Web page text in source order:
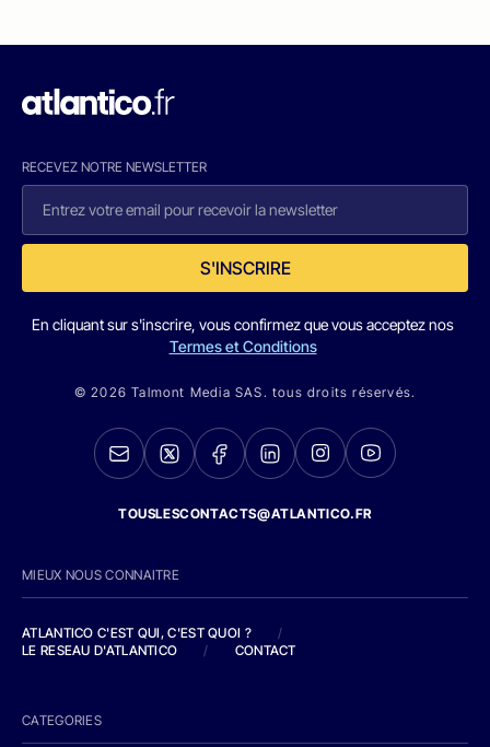
RECEVEZ NOTRE NEWSLETTER
S'INSCRIRE
En cliquant sur s'inscrire, vous confirmez que vous acceptez nos
Termes et Conditions
© 2026 Talmont Media SAS. tous droits réservés.
TOUSLESCONTACTS@ATLANTICO.FR
MIEUX NOUS CONNAITRE
ATLANTICO C'EST QUI, C'EST QUOI ?
/
LE RESEAU D'ATLANTICO
/ CONTACT
CATEGORIES